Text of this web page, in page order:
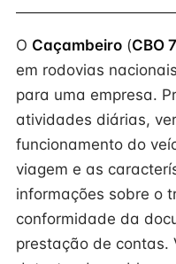
O Caçambeiro (CBO
em rodovias
para uma empresa.
atividades diárias,
funcionamento do
viagem e as
informações sobre o
conformidade da
prestação de contas.